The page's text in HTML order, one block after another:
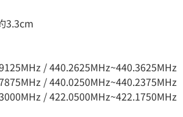
3.3cm
/ 440.2625MHz~440.3625MHz
/ 440.0250MHz~440.2375MHz
/ 422.0500MHz~422.1750MHz